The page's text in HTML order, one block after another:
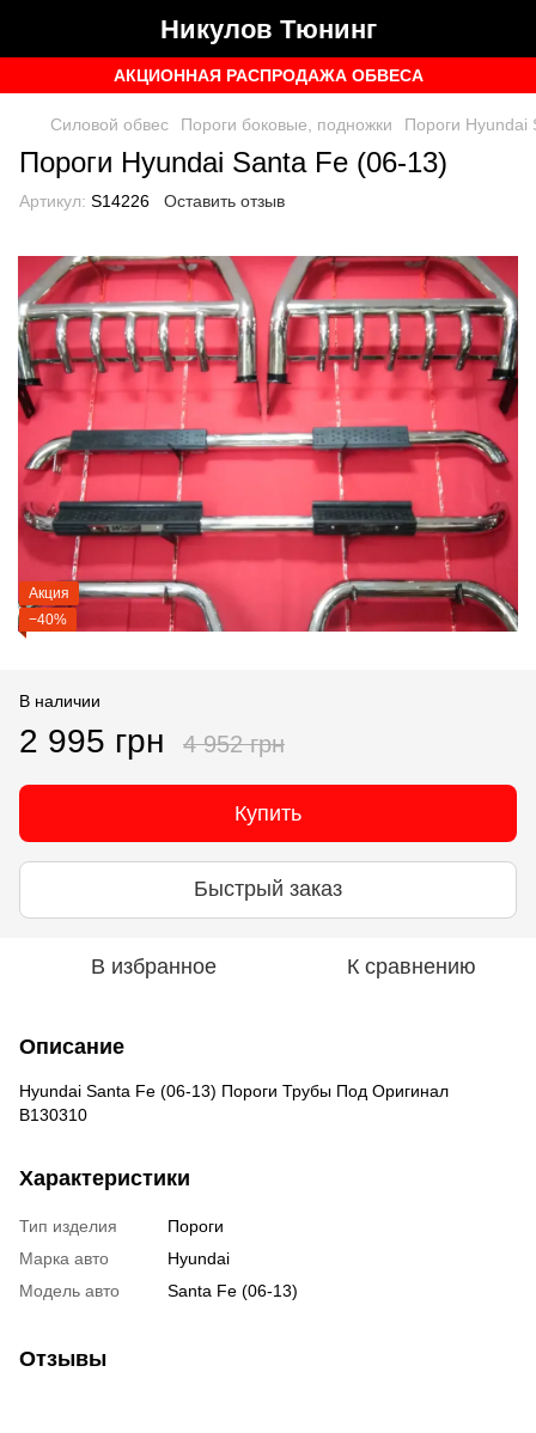
Никулов Тюнинг
АКЦИОННАЯ РАСПРОДАЖА ОБВЕСА
Силовой обвес Пороги боковые, подножки Пороги Hyundai
Пороги Hyundai Santa Fe (06-13)
Артикул: S14226 Оставить отзыв
Акция
−40%
В наличии
2 995 грн 4 952 грн
Купить
Быстрый заказ
В избранное К сравнению
Описание
Hyundai Santa Fe (06-13) Пороги Трубы Под Оригинал
B130310
Характеристики
Тип изделия
Пороги
Марка авто
Hyundai
Модель авто
Santa Fe (06-13)
Отзывы